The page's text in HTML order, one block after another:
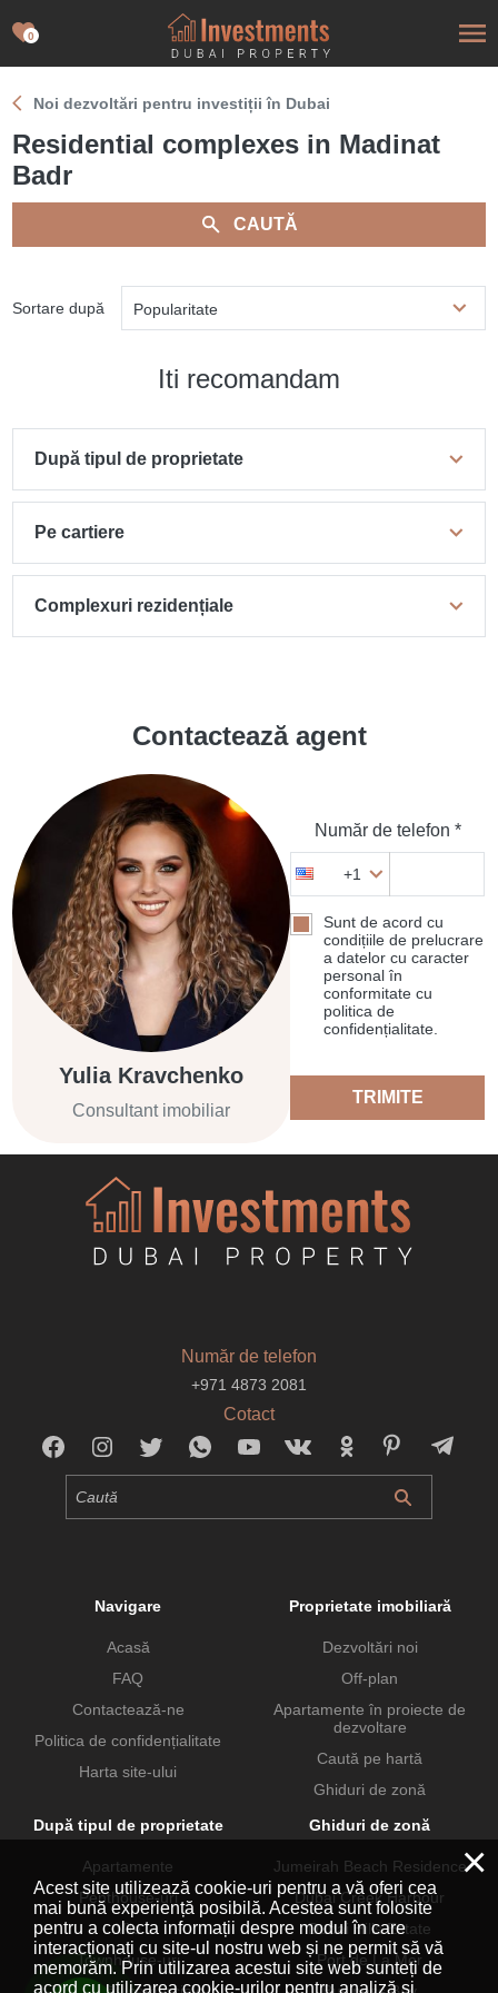
0
Noi dezvoltări pentru investiții în Dubai
Residential complexes in Madinat
Badr
CAUTĂ
Sortare după Popularitate
Iti recomandam
După tipul de proprietate
Pe cartiere
Complexuri rezidențiale
Contactează agent
Yulia Kravchenko
Consultant imobiliar
Număr de telefon *
+1
Sunt de acord cu
condițiile de prelucrare
a datelor cu caracter
personal în
conformitate cu
politica de
confidențialitate.
TRIMITE
Număr de telefon
+971 4873 2081
Cotact
Navigare
Acasă
FAQ
Contactează-ne
Politica de confidențialitate
Harta site-ului
Proprietate imobiliară
Dezvoltări noi
Off-plan
Apartamente în proiecte de
dezvoltare
Caută pe hartă
Ghiduri de zonă
După tipul de proprietate
Apartamente
Penthouse-uri
Vile
Townhouse-uri
Ghiduri de zonă
Jumeirah Beach Residence
Dubai Creek Harbour
Dubai Hills Estate
Port de La Mer
×
Acest site utilizează cookie-uri pentru a vă oferi cea
mai bună experiență posibilă. Acestea sunt folosite
pentru a colecta informații despre modul în care
interacționați cu site-ul nostru web și ne permit să vă
memorăm. Prin utilizarea acestui site web sunteți de
acord cu utilizarea cookie-urilor pentru analiză și